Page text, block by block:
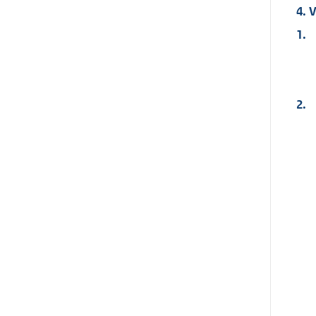
4.
1.
2.